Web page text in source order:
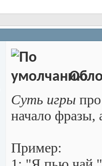
Суть игры
начало фразы,
Пример: